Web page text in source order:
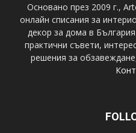
Основано през 2009 г.,
онлайн списания за
декор за дома в
практични съвети,
решения за